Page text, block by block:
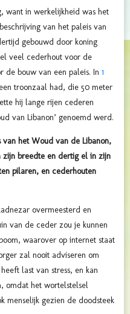
want in werkelijkheid was het
van het paleis van
gebouwd door koning
veel cederhout voor de
de bouw van een paleis. In 1
troonzaal had, die 50 meter
hij lange rijen cederen
van Libanon’ genoemd werd.
van het Woud van de Libanon,
breedte en dertig el in zijn
pilaren, en cederhouten
overmeesterd en
van de ceder zou je kunnen
waarover op internet staat
zal nooit adviseren om
last van stress, en kan
omdat het wortelstelsel
menselijk gezien de doodsteek